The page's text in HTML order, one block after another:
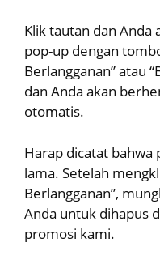
Klik tautan dan Anda
pop-up dengan
Berlangganan” atau
dan Anda akan
otomatis.
Harap dicatat bahwa
lama. Setelah
Berlangganan”,
Anda untuk dihapus
promosi kami.